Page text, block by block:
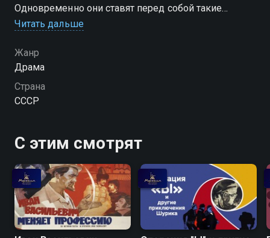
Одновременно они ставят перед собой такие
вопросы, как выбор между деньгами и любовью,
счастьем и чужим несчастьем
Читать дальше
Жанр
Драма
Страна
СССР
С этим смотрят